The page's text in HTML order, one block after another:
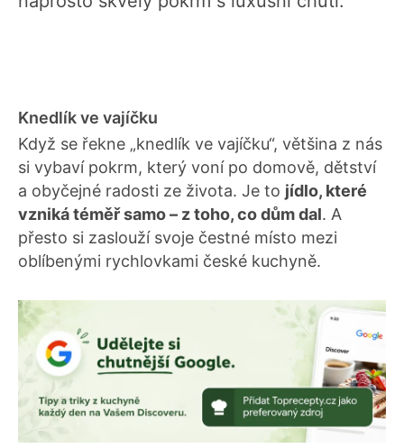
Knedlík ve vajíčku
Když se řekne „knedlík ve vajíčku“, většina z nás
si vybaví pokrm, který voní po domově, dětství
a obyčejné radosti ze života. Je to jídlo, které
vzniká téměř samo – z toho, co dům dal. A
přesto si zaslouží svoje čestné místo mezi
oblíbenými rychlovkami české kuchyně.